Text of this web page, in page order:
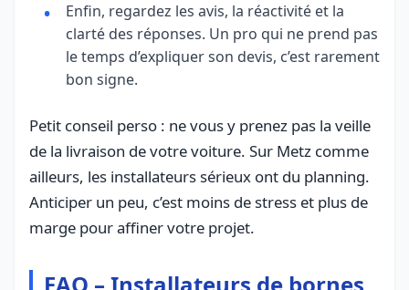
Enfin, regardez les avis, la réactivité et la
clarté des réponses. Un pro qui ne prend pas
le temps d’expliquer son devis, c’est rarement
bon signe.
Petit conseil perso : ne vous y prenez pas la veille
de la livraison de votre voiture. Sur Metz comme
ailleurs, les installateurs sérieux ont du planning.
Anticiper un peu, c’est moins de stress et plus de
marge pour affiner votre projet.